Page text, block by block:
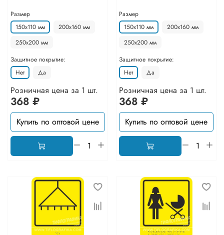
Размер
150х110 мм
200х160 мм
250х200 мм
Защитное покрытие:
Нет
Да
Розничная цена за 1 шт.
368 ₽
Купить по оптовой цене
Размер
150х110 мм
200х160 мм
250х200 мм
Защитное покрытие:
Нет
Да
Розничная цена за 1 шт.
368 ₽
Купить по оптовой цене